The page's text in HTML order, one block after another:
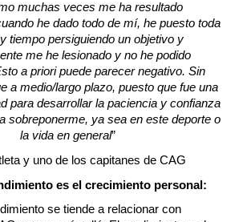
muchas veces me ha resultado
he dado todo de mí, he puesto toda
tiempo persiguiendo un objetivo y
me he lesionado y no he podido
a priori puede parecer negativo. Sin
a medio/largo plazo, puesto que fue una
para desarrollar la paciencia y confianza
sobreponerme, ya sea en este deporte o
la vida en general”
y uno de los capitanes de CAG
es el crecimiento personal:
se tiende a relacionar con